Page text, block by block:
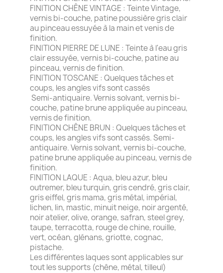
FINITION CHÊNE VINTAGE : Teinte Vintage,
vernis bi-couche, patine poussière gris clair
au pinceau essuyée à la main et venis de
finition.
FINITION PIERRE DE LUNE : Teinte à l'eau gris
clair essuyée, vernis bi-couche, patine au
pinceau, vernis de finition.
FINITION TOSCANE : Quelques tâches et
coups, les angles vifs sont cassés
Semi-antiquaire. Vernis solvant, vernis bi-
couche, patine brune appliquée au pinceau,
vernis de finition.
FINITION CHÊNE BRUN : Quelques tâches et
coups, les angles vifs sont cassés. Semi-
antiquaire. Vernis solvant, vernis bi-couche,
patine brune appliquée au pinceau, vernis de
finition.
FINITION LAQUE : Aqua, bleu azur, bleu
outremer, bleu turquin, gris cendré, gris clair,
gris eiffel, gris mama, gris métal, impérial,
lichen, lin, mastic, minuit neige, noir argenté,
noir atelier, olive, orange, safran, steel grey,
taupe, terracotta, rouge de chine, rouille,
vert, océan, glénans, griotte, cognac,
pistache.
Les différentes laques sont applicables sur
tout les supports (chêne, métal, tilleul)